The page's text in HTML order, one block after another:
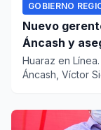
GOBIERNO
Nuevo
Áncash y
provincias
Huaraz en
Áncash, Víctor